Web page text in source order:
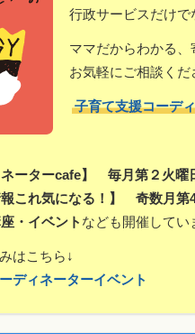
行政サービスだけで
ママだからわかる、
お気軽にご相談くだ
子育て支援コーデ
ネーターcafe】 毎月第２火
報これ気になる！】 奇数月
・イベント なども開催してい
はこちら↓
ディネーターイベント